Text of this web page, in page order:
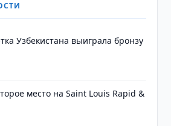
Узбекистана выиграла бронзу
место на Saint Louis Rapid &